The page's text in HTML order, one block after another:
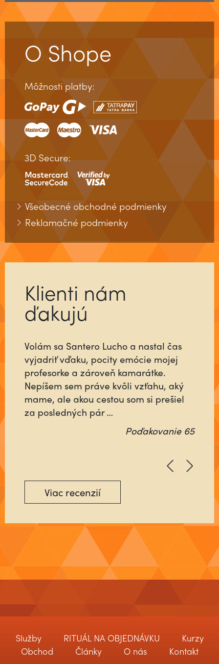
O Shope
Môžnosti platby:
3D Secure:
Všeobecné obchodné podmienky
Reklamačné podmienky
Klienti nám
ďakujú
Volám sa Santero Lucho a nastal čas
vyjadriť vďaku, pocity emócie mojej
profesorke a zároveň kamarátke.
Nepíšem sem práve kvôli vzťahu, aký
mame, ale akou cestou som si prešiel
za posledných pár …
Poďakovanie 65
Už ste niekedy stretli človeka, ktorý sa
pre vás do niečoho vloží tak, ako keby
šlo o jeho najbližších alebo o neho
samého? Ktorý nebude rátať čas, ani
energiu minutú vo váš prospech, ale
pôjde na …
Poďakovanie 64
Viac recenzií
Služby RITUÁL NA OBJEDNÁVKU
Kurzy
Obchod
Články O nás Kontakt